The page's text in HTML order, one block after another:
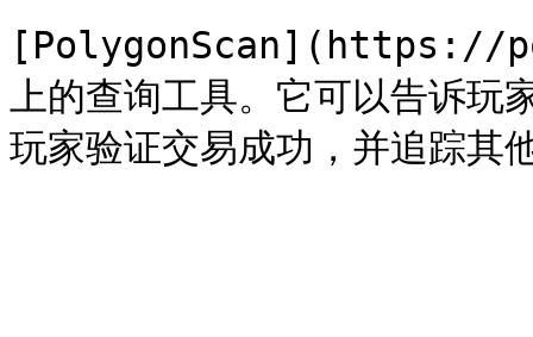
[PolygonScan](https://
上的查询工具。它可以告诉